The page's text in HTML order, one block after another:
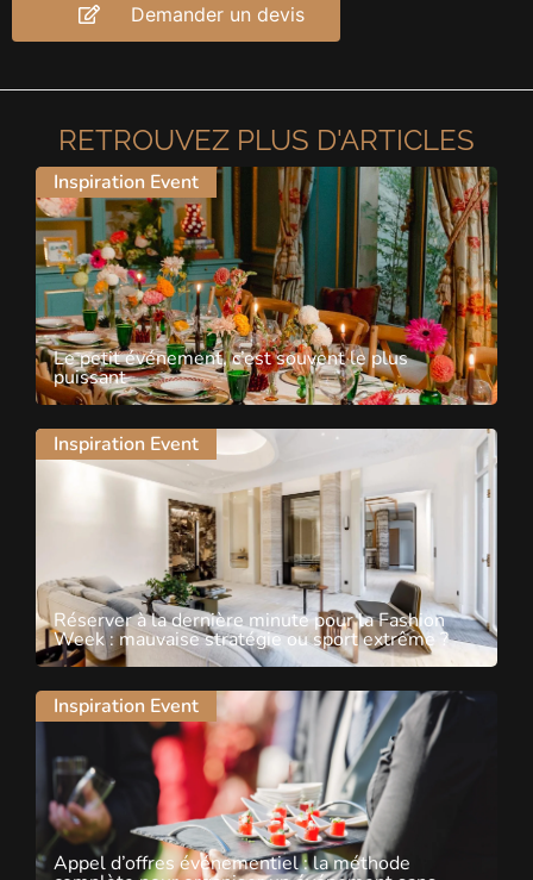
Demander un devis
RETROUVEZ PLUS D'ARTICLES
Inspiration Event
Le petit événement, c’est souvent le plus
puissant
Inspiration Event
Réserver à la dernière minute pour la Fashion
Week : mauvaise stratégie ou sport extrême ?
Inspiration Event
Appel d’offres événementiel : la méthode